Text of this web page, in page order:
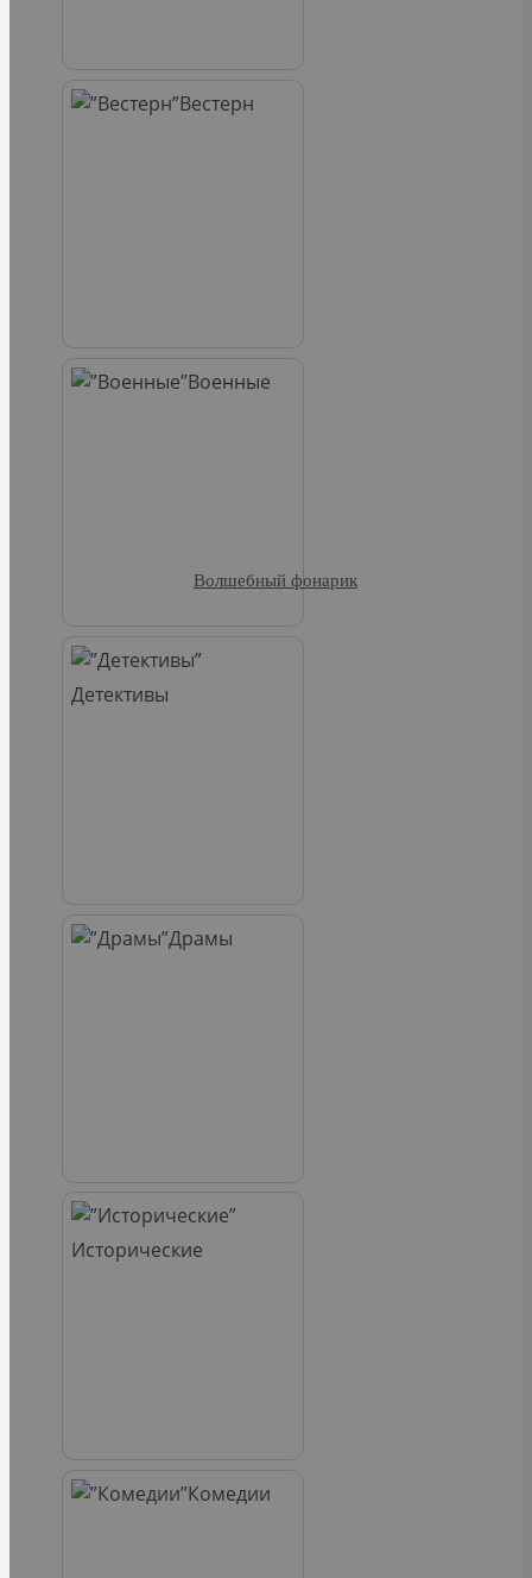
Вестерн
Военные
Детективы
Драмы
Исторические
Комедии
Волшебный фонарик